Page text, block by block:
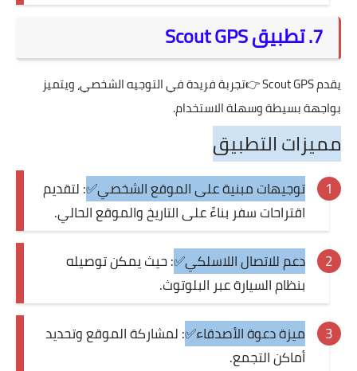
7. تطبيق Scout GPS
يقدمScout GPS👉تجربة فريدة في التوجيه الشخصي، ويتميز
بواجهة بسيطة وسهلة الاستخدام.
مميزات التطبيق
توجيهات مبنية على الموقع الشخصي✅: لتقديم
اقتراحات سفر بناءً على التاريخ والموقع الحالي.
دعم للاتصال اللاسلكي✅: حيث يمكن توصيله
بنظام السيارة عبر البلوتوث.
ميزة دعوة الأصدقاء✅: لمشاركة الموقع وتحديد
أماكن التجمع.